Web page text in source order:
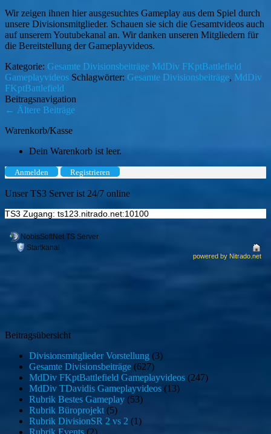
Wir zeigen ihnen hier ausgesuchtes Gameplay aus dem Spiel durch
unsere Divisionsmitglieder. Schauen sie sich die Gesamtvideos auch
auf unserem Youtubekanal an. Wir danken unseren Mitgliedern für
die Bereitstellung der Gameplayvideos.
Kategorie: Gesamte Divisionsbeiträge MdDiv FKptBattlefield
Gameplayvideos Schlagwörter: Gesamte Divisionsbeiträge, MdDiv
FKptBattlefield
Beitragsnavigation
← Ältere Beiträge
Warenkorb/Kasse
Dein Warenkorb ist leer.
Anmelden Registrieren
Unser TS3 Server ist 24/7 online
TS3 Zugang: ts123.nitrado.net:10100
Beitragsübersicht
Divisionsmitglieder Vorstellung (3)
Gesamte Divisionsbeiträge (627)
MdDiv FKptBattlefield Gameplayvideos (247)
MdDiv TDavidis Gameplayvideos (13)
Rubrik Bestes Gameplay (53)
Rubrik Büroprojekt (5)
Rubrik DivisionSR 2 vs 2 (1)